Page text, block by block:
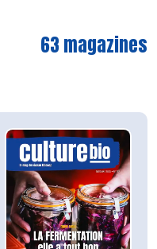
63 magazines